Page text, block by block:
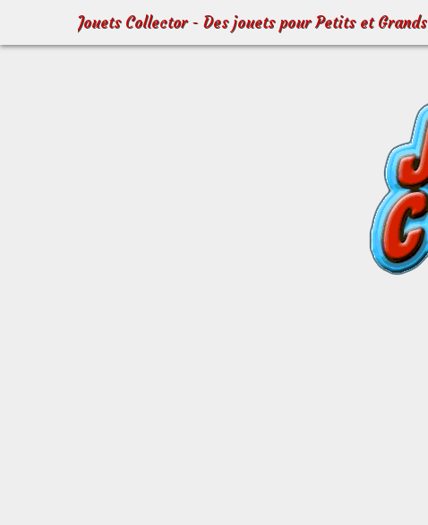
Jouets Collector - Des jouets pour Petits et Grands